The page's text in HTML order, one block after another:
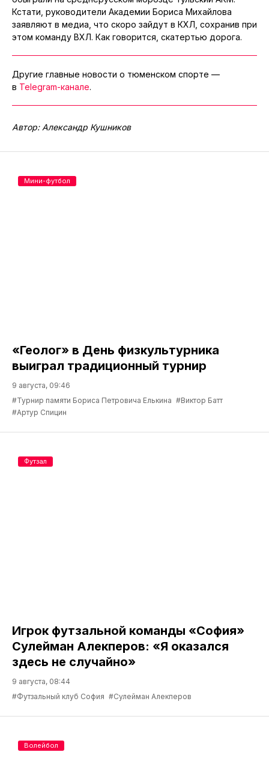
Кстати, руководители Академии Бориса Михайлова
заявляют в медиа, что скоро зайдут в КХЛ, сохранив при
этом команду ВХЛ. Как говорится, скатертью дорога.
Другие главные новости о тюменском спорте —
в Telegram-канале.
Автор: Александр Кушников
«Геолог» в День физкультурника
выиграл традиционный турнир
9 августа, 09:46
#Турнир памяти Бориса Петровича Елькина #Виктор Батт
#Артур Спицин
Мини-футбол
Игрок футзальной команды «София»
Сулейман Алекперов: «Я оказался
здесь не случайно»
9 августа, 08:44
#Футзальный клуб София #Сулейман Алекперов
Футзал
Волейбол